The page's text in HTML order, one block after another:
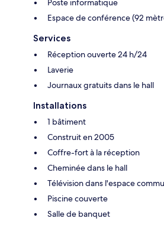
Poste informatique
Espace de conférence (92
Services
Réception ouverte 24 h/24
Laverie
Journaux gratuits dans le hall
Installations
1 bâtiment
Construit en 2005
Coffre-fort à la réception
Cheminée dans le hall
Télévision dans l'espace
Piscine couverte
Salle de banquet